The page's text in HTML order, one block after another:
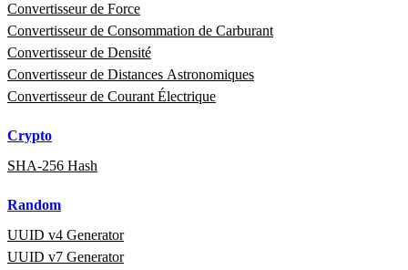
Convertisseur de Force
Convertisseur de Consommation de Carburant
Convertisseur de Densité
Convertisseur de Distances Astronomiques
Convertisseur de Courant Électrique
Crypto
SHA-256 Hash
Random
UUID v4 Generator
UUID v7 Generator